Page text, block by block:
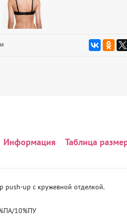
Информация Таблица
push-up с кружевной отделкой.
10%ПУ